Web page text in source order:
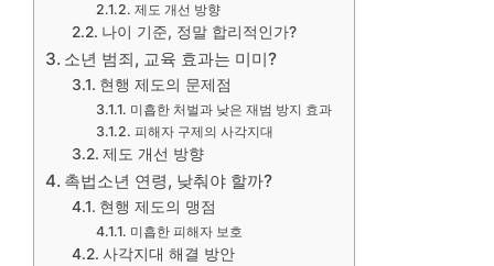
제도 개선 방향
나이 기준, 정말 합리적인가?
소년 범죄, 교육 효과는 미미?
현행 제도의 문제점
미흡한 처벌과 낮은 재범 방지 효과
피해자 구제의 사각지대
제도 개선 방향
촉법소년 연령, 낮춰야 할까?
현행 제도의 맹점
미흡한 피해자 보호
사각지대 해결 방안